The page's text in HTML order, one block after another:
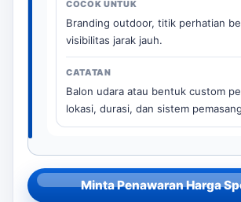
Branding outdoor, titik perhatian
visibilitas jarak jauh.
Balon udara atau bentuk custom
lokasi, durasi, dan sistem
Minta Penawaran Harga